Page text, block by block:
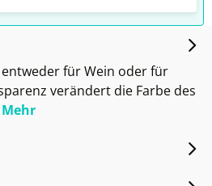
entweder für Wein oder für
verändert die Farbe des
Mehr